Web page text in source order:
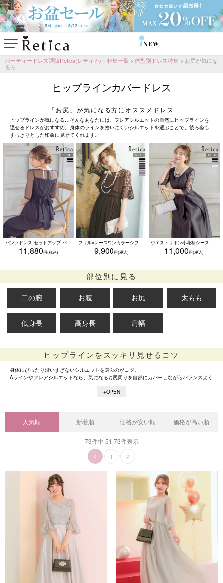
NEW
パーティードレス通販Retica(レティカ) 特集一覧 体型別ドレス特集
お尻が気にな
る方
ヒップラインカバードレス
「お尻」が気になる方にオススメドレス
ヒップラインが気になる…そんなあなたには、フレアシルエットの自然にヒップラインを
隠せるドレスがおすすめ。身体のラインを拾いにくいシルエットを選ぶことで、後ろ姿も
すっきりとした印象に見せてくれます。
パンツドレス セットアップ パーティードレス シースルー五分袖 袖あり ワイドパンツ ウエストリボン 二の腕カバー 大きいサイズ 結婚式 (Sサイズ～3Lサイズ)
11,880
フリル×レースワンカラーシフォンロングパーティードレス (Sサイズ～5Lサイズ)
9,900
ウエストリボン小花柄シースルー袖ひざ下丈パーティードレス (XSサイズ～4Lサイズ)
11,000
部位別に見る
二の腕 お腹 お尻 太もも
低身長 高身長 肩幅
ヒップラインをスッキリ見せるコツ
身体にぴったり沿いすぎないシルエットを選ぶのがコツ。
Aラインやフレアシルエットなら、気になるお尻周りを自然にカバーしながらバランスよく
さらに、腰回りに自然な立体感をプラスしてくれるペプラムデザインもおすすめ。
気になるヒップラインをさりげなくカバーしながら、メリハリのあるシルエットに見せて
人気順 新着順 価格が安い順 価格が高い順
73件中 51-73件表示
1
2